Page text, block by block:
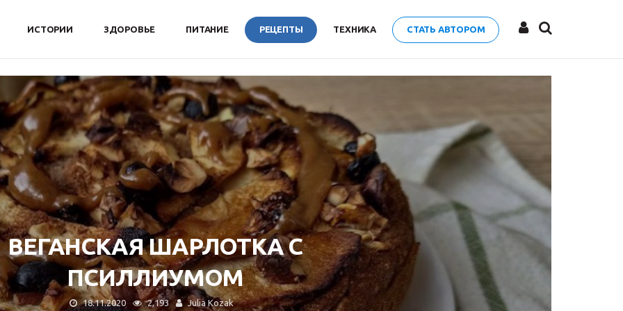
ИСТОРИИ ЗДОРОВЬЕ ПИТАНИЕ РЕЦЕПТЫ ТЕХНИКА СТАТЬ АВТОРОМ
ВЕГАНСКАЯ ШАРЛОТКА С
ПСИЛЛИУМОМ
18.11.2020 2,193 Julia Kozak